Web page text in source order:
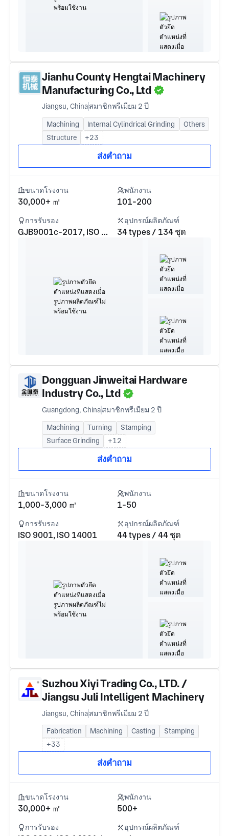
Jianhu County Hengtai Machinery
Manufacturing Co., Ltd
Jiangsu, Chinaสมาชิกพรีเมียม 2 ปี
Machining Internal Cylindrical Grinding
Others
Structure
+23
ส่งคำถาม
ขนาดโรงงาน
30,000+ ㎡
พนักงาน
101-200
การรับรอง
GJB9001c-2017, ISO 9001, ISO 14001, ISO 45001, IATF16949
อุปกรณ์ผลิตภัณฑ์
34 types / 134 ชุด
Dongguan Jinweitai Hardware
Industry Co., Ltd
Guangdong, Chinaสมาชิกพรีเมียม 2 ปี
Machining Turning
Stamping
Surface Grinding
+12
ส่งคำถาม
ขนาดโรงงาน
1,000-3,000 ㎡
พนักงาน
1-50
การรับรอง
ISO 9001, ISO 14001
อุปกรณ์ผลิตภัณฑ์
44 types / 44 ชุด
Suzhou Xiyi Trading Co., LTD. /
Jiangsu Juli Intelligent Machinery
Co., LTD
Jiangsu, Chinaสมาชิกพรีเมียม 2 ปี
Fabrication Machining Casting
Stamping
+33
ส่งคำถาม
ขนาดโรงงาน
30,000+ ㎡
พนักงาน
500+
การรับรอง อุปกรณ์ผลิตภัณฑ์